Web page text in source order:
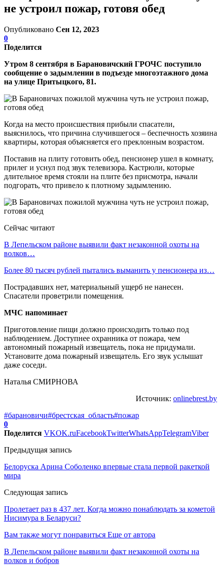
не устроил пожар, готовя обед
Опубликовано Сен 12, 2023
0
Поделится
Утром 8 сентября в Барановичский ГРОЧС поступило
сообщение о задымлении в подъезде многоэтажного дома
на улице Притыцкого, 81.
Когда на место происшествия прибыли спасатели,
выяснилось, что причина случившегося – беспечность хозяина
квартиры, которая объясняется его преклонным возрастом.
Поставив на плиту готовить обед, пенсионер ушел в комнату,
прилег и уснул под звук телевизора. Кастрюли, которые
длительное время стояли на плите без присмотра, начали
подгорать, что привело к плотному задымлению.
Сейчас читают
В Лепельском районе выявили факт незаконной охоты на
волков…
Более 80 тысяч рублей пытались выманить у пенсионера из…
Пострадавших нет, материальный ущерб не нанесен.
Спасатели проветрили помещения.
МЧС напоминает
Приготовление пищи должно происходить только под
наблюдением. Доступнее охранника от пожара, чем
автономный пожарный извещатель, пока не придумали.
Установите дома пожарный извещатель. Его звук услышат
даже соседи.
Наталья СМИРНОВА
Источник: onlinebrest.by
#барановичи#брестская_область#пожар
0
Поделится VKOK.ruFacebookTwitterWhatsAppTelegramViber
Предыдущая запись
Белоруска Арина Соболенко впервые стала первой ракеткой
мира
Следующая запись
Пролетает раз в 437 лет. Когда можно понаблюдать за кометой
Нисимура в Беларуси?
Вам также могут понравиться Еще от автора
В Лепельском районе выявили факт незаконной охоты на
волков и бобров